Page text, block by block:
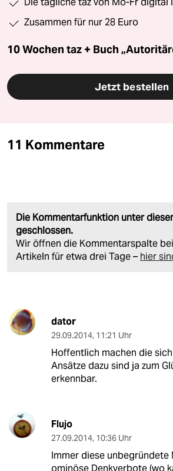
Zusammen für nur 28 Euro
10 Wochen taz + Buch
Jetzt bestellen
11 Kommentare
Die Kommentarfunktion unter
geschlossen.
Wir öffnen die Kommentarspalte
Artikeln für etwa drei Tage – hier
dator
29.09.2014, 11:21 Uhr
Hoffentlich machen die
Ansätze dazu sind ja zum
erkennbar.
Flujo
27.09.2014, 10:36 Uhr
Immer diese unbegründete
ominöse Denkverbote (wo